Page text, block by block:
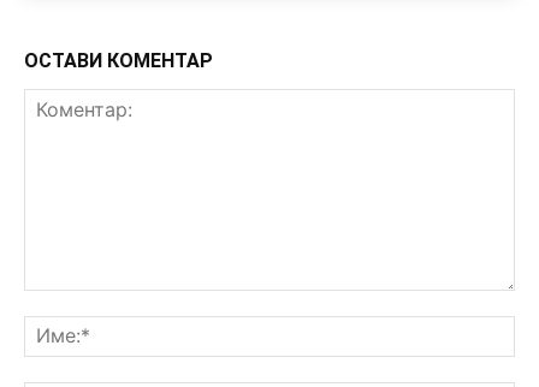
ОСТАВИ КОМЕНТАР